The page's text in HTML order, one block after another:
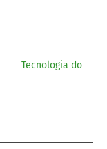
Tecnologia do